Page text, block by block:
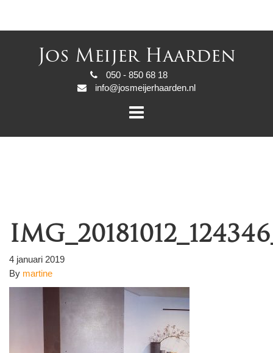
Jos Meijer Haarden
050 - 850 68 18
info@josmeijerhaarden.nl
4 januari 2019
By martine